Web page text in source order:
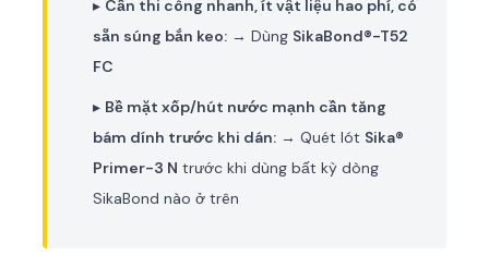
▸ Cần thi công nhanh, ít vật liệu hao phí, có
sẵn súng bắn keo: → Dùng SikaBond®-T52
FC
▸ Bề mặt xốp/hút nước mạnh cần tăng
bám dính trước khi dán: → Quét lót Sika®
Primer-3 N trước khi dùng bất kỳ dòng
SikaBond nào ở trên